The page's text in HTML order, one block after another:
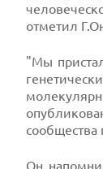
отметил
"Мы
сообщества
Он